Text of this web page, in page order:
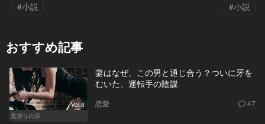
#小説 #小説
おすすめ記事
Vol.8
黒塗りの扉
妻はなぜ、この男と通じ合う？ついに牙を
むいた、運転手の陰謀
恋愛 47